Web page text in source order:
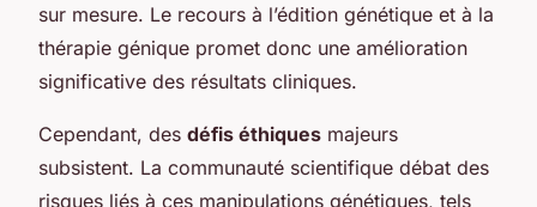
sur mesure. Le recours à l’édition génétique et à la
thérapie génique promet donc une amélioration
significative des résultats cliniques.
Cependant, des défis éthiques majeurs
subsistent. La communauté scientifique débat des
risques liés à ces manipulations génétiques, tels